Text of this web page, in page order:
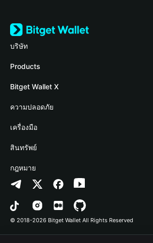
บริษัท
เกี่ยวกับ Bitget Wallet
Blog
Academy
ข่าวสารด้านคริปโต
ศูนย์ช่วยเหลือ
ติดต่อเรา
ทรัพยากรข้อมูลของแบรนด์
อาชีพ
Products
Crypto Card
Stablecoin Earn
Payfi Crypto
Crypto Swap API
Altcoin Season Index
Prediction Markets
DApp
Bitget Wallet X
นักพัฒนา
เชื่อมต่อ Wallet
Bitget Wallet Pay
ลิสต์โปรเจกต์
ความปลอดภัย
Protection Fund
เทคโนโลยีความปลอดภัย
เครื่องมือ
ซื้อคริปโต
การตรวจจับการอนุญาต
การตรวจจับสัญญา
การโอนเป็นชุด
สินทรัพย์
Arbitrum
Avalanche
Bitcoin
กฎหมาย
นโยบายความเป็นส่วนตัว
ข้อตกลงในการใช้บริการ
© 2018-2026 Bitget Wallet All Rights Reserved